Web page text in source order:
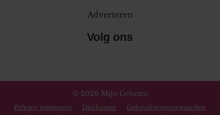
Adverteren
Volg ons
© 2026 Mijn Geheim
Privacy statement Disclaimer
Gebruikersvoorwaarden